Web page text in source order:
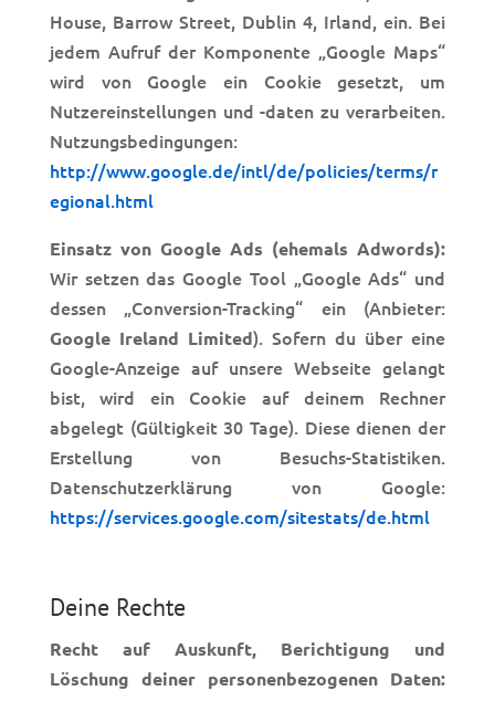
House, Barrow Street, Dublin 4, Irland, ein. Bei
jedem Aufruf der Komponente „Google Maps“
wird von Google ein Cookie gesetzt, um
Nutzereinstellungen und -daten zu verarbeiten.
Nutzungsbedingungen:
http://www.google.de/intl/de/policies/terms/r
egional.html
Einsatz von Google Ads (ehemals Adwords):
Wir setzen das Google Tool „Google Ads“ und
dessen „Conversion-Tracking“ ein (Anbieter:
Google Ireland Limited). Sofern du über eine
Google-Anzeige auf unsere Webseite gelangt
bist, wird ein Cookie auf deinem Rechner
abgelegt (Gültigkeit 30 Tage). Diese dienen der
Erstellung von Besuchs-Statistiken.
Datenschutzerklärung von Google:
https://services.google.com/sitestats/de.html
Deine Rechte
Recht auf Auskunft, Berichtigung und
Löschung deiner personenbezogenen Daten: